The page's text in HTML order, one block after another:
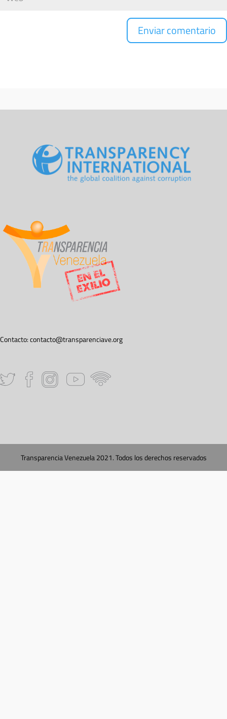
Contacto:contacto@transparenciave.org
Transparencia Venezuela 2021. Todos los derechos reservados